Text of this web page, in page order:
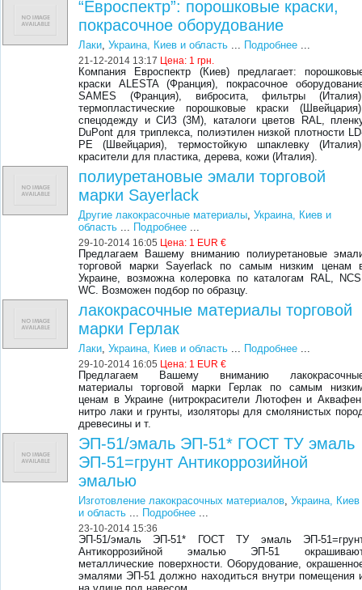
“Евроспектр”: порошковые краски,
покрасочное оборудование
Лаки,Украина, Киев и область ... Подробнее ...
21-12-2014 13:17 Цена: 1 грн.
Компания Евроспектр (Киев) предлагает:
краски ALESTA (Франция), покрасочное
SAMES (Франция), вибросита, фильтры
термопластические порошковые краски
спецодежду и СИЗ (3М), каталоги цветов RAL,
DuPont для триплекса, полиэтилен низкой плотности
PE (Швейцария), термостойкую шпаклевку
красители для пластика, дерева, кожи (Италия).
полиуретановые эмали торговой
марки Sayerlack
Другие лакокрасочные материалы,Украина, Киев и
область ... Подробнее ...
29-10-2014 16:05 Цена: 1 EUR €
Предлагаем Вашему вниманию полиуретановые
торговой марки Sayerlack по самым низким ценам
Украине, возможна колеровка по каталогам RAL,
WC. Возможен подбор по образцу.
лакокрасочные материалы торговой
марки Герлак
Лаки,Украина, Киев и область ... Подробнее ...
29-10-2014 16:05 Цена: 1 EUR €
Предлагаем Вашему вниманию
материалы торговой марки Герлак по самым
ценам в Украине (нитрокрасители Лютофен и
нитро лаки и грунты, изоляторы для смолянистых
древесины и т.
ЭП-51/эмаль ЭП-51* ГОСТ ТУ эмаль
ЭП-51=грунт Антикоррозийной
эмалью
Изготовление лакокрасочных материалов,Украина, Киев
и область ... Подробнее ...
23-10-2014 15:36
ЭП-51/эмаль ЭП-51* ГОСТ ТУ эмаль ЭП-
Антикоррозийной эмалью ЭП-51
металлические поверхности. Оборудование,
эмалями ЭП-51 должно находиться внутри помещения